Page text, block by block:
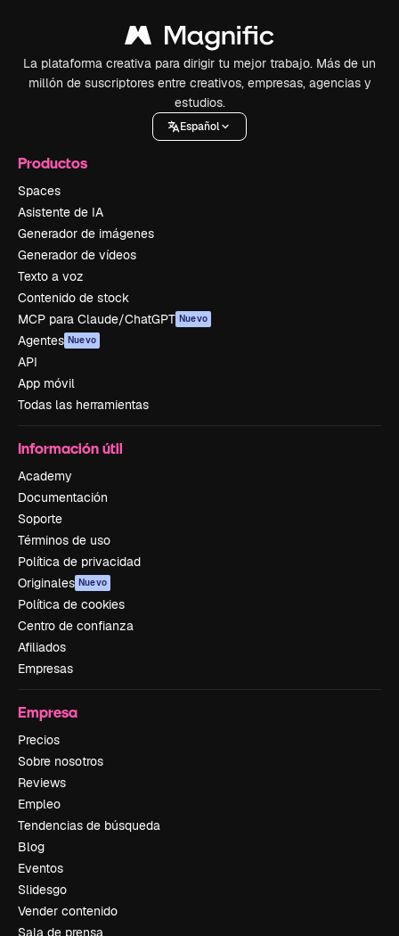
La plataforma creativa para dirigir tu mejor trabajo. Más de un
millón de suscriptores entre creativos, empresas, agencias y
estudios.
Español
Productos
Spaces
Asistente de IA
Generador de imágenes
Generador de vídeos
Texto a voz
Contenido de stock
MCP para Claude/ChatGPT Nuevo
Agentes Nuevo
API
App móvil
Todas las herramientas
Información útil
Academy
Documentación
Soporte
Términos de uso
Política de privacidad
Originales Nuevo
Política de cookies
Centro de confianza
Afiliados
Empresas
Empresa
Precios
Sobre nosotros
Reviews
Empleo
Tendencias de búsqueda
Blog
Eventos
Slidesgo
Vender contenido
Sala de prensa